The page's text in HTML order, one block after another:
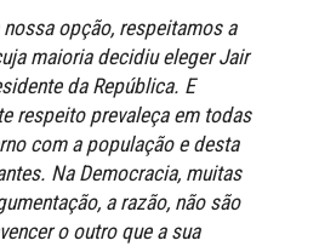
opção, respeitamos a
maioria decidiu eleger Jair
da República. E
respeito prevaleça em todas
com a população e desta
Na Democracia, muitas
a razão, não são
o outro que a sua